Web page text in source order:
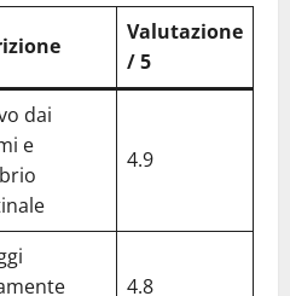
Valutazione
/ 5
dai
e
4.9
4.8